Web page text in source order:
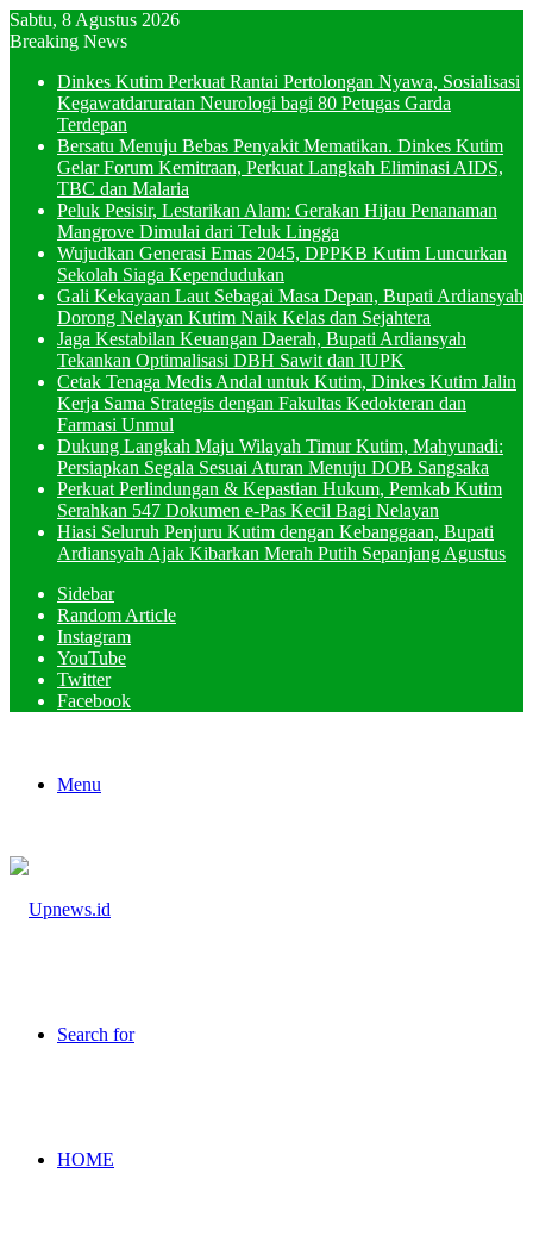
Sabtu, 8 Agustus 2026
Breaking News
Dinkes Kutim Perkuat Rantai Pertolongan Nyawa, Sosialisasi
Kegawatdaruratan Neurologi bagi 80 Petugas Garda
Terdepan
Bersatu Menuju Bebas Penyakit Mematikan. Dinkes Kutim
Gelar Forum Kemitraan, Perkuat Langkah Eliminasi AIDS,
TBC dan Malaria
Peluk Pesisir, Lestarikan Alam: Gerakan Hijau Penanaman
Mangrove Dimulai dari Teluk Lingga
Wujudkan Generasi Emas 2045, DPPKB Kutim Luncurkan
Sekolah Siaga Kependudukan
Gali Kekayaan Laut Sebagai Masa Depan, Bupati Ardiansyah
Dorong Nelayan Kutim Naik Kelas dan Sejahtera
Jaga Kestabilan Keuangan Daerah, Bupati Ardiansyah
Tekankan Optimalisasi DBH Sawit dan IUPK
Cetak Tenaga Medis Andal untuk Kutim, Dinkes Kutim Jalin
Kerja Sama Strategis dengan Fakultas Kedokteran dan
Farmasi Unmul
Dukung Langkah Maju Wilayah Timur Kutim, Mahyunadi:
Persiapkan Segala Sesuai Aturan Menuju DOB Sangsaka
Perkuat Perlindungan & Kepastian Hukum, Pemkab Kutim
Serahkan 547 Dokumen e-Pas Kecil Bagi Nelayan
Hiasi Seluruh Penjuru Kutim dengan Kebanggaan, Bupati
Ardiansyah Ajak Kibarkan Merah Putih Sepanjang Agustus
Sidebar
Random Article
Instagram
YouTube
Twitter
Facebook
Menu
Search for
HOME